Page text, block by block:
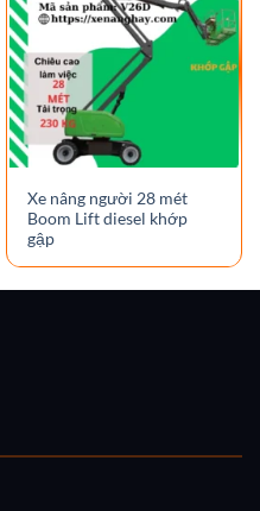
Xe nâng người 28 mét
Boom Lift diesel khớp
gập